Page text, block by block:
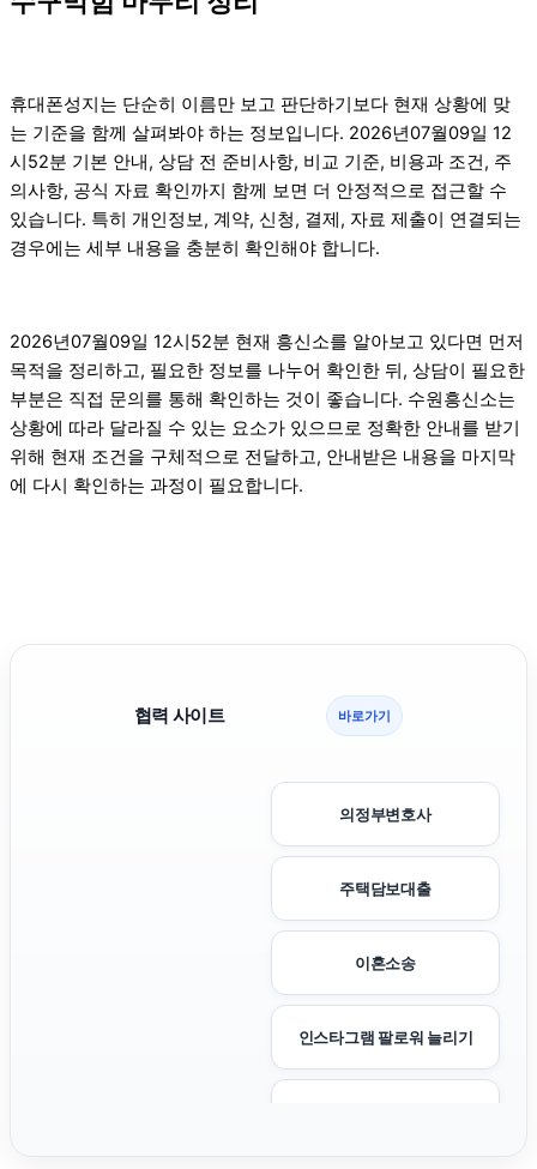
휴대폰성지는 단순히 이름만 보고 판단하기보다 현재 상황에 맞
는 기준을 함께 살펴봐야 하는 정보입니다. 2026년07월09일 12
시52분 기본 안내, 상담 전 준비사항, 비교 기준, 비용과 조건, 주
의사항, 공식 자료 확인까지 함께 보면 더 안정적으로 접근할 수
있습니다. 특히 개인정보, 계약, 신청, 결제, 자료 제출이 연결되는
경우에는 세부 내용을 충분히 확인해야 합니다.
2026년07월09일 12시52분 현재 흥신소를 알아보고 있다면 먼저
목적을 정리하고, 필요한 정보를 나누어 확인한 뒤, 상담이 필요한
부분은 직접 문의를 통해 확인하는 것이 좋습니다. 수원흥신소는
상황에 따라 달라질 수 있는 요소가 있으므로 정확한 안내를 받기
위해 현재 조건을 구체적으로 전달하고, 안내받은 내용을 마지막
에 다시 확인하는 과정이 필요합니다.
협력 사이트 바로가기
의정부변호사
주택담보대출
이혼소송
인스타그램 팔로워 늘리기